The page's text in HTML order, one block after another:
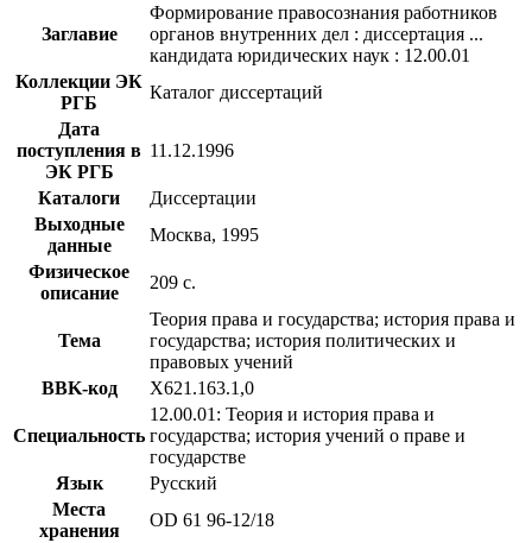
Заглавие
Формирование правосознания работников
органов внутренних дел : диссертация ...
кандидата юридических наук : 12.00.01
Коллекции ЭК
РГБ
Каталог диссертаций
Дата
поступления в
ЭК РГБ
11.12.1996
Каталоги
Диссертации
Выходные
данные
Москва, 1995
Физическое
описание
209 с.
Тема
Теория права и государства; история права и
государства; история политических и
правовых учений
BBK-код
Х621.163.1,0
Специальность
12.00.01: Теория и история права и
государства; история учений о праве и
государстве
Язык
Русский
Места
хранения
OD 61 96-12/18